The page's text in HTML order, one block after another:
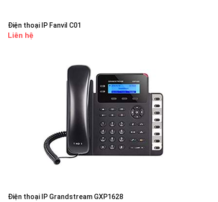
Điện thoại IP Fanvil C01
Liên hệ
Điện thoại IP Grandstream GXP1628